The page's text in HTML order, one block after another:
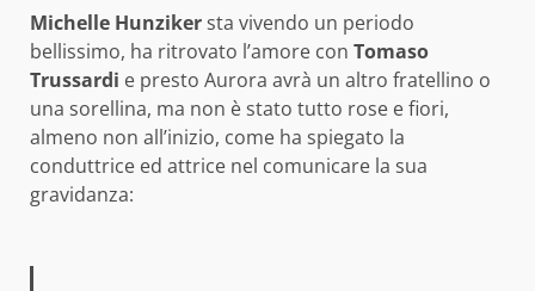
Michelle Hunzikersta vivendo un periodo
bellissimo, ha ritrovato l’amore con Tomaso
Trussardi e presto Aurora avrà un altro fratellino o
una sorellina, ma non è stato tutto rose e fiori,
almeno non all’inizio, come ha spiegato la
conduttrice ed attrice nel comunicare la sua
gravidanza: